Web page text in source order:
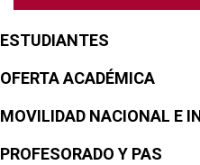
ESTUDIANTES
OFERTA ACADÉMICA
MOVILIDAD NACIONAL E
PROFESORADO Y PAS